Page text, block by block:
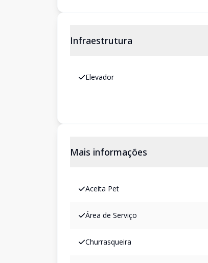
Infraestrutura
Elevador
Mais informações
Aceita Pet
Área de Serviço
Churrasqueira